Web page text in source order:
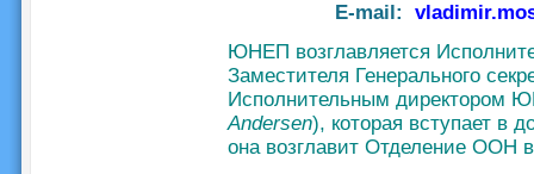
E-mail:
ЮНЕП возглавляется
Заместителя Генерального
Исполнительным директором
Andersen), которая вступает в
она возглавит Отделение ООН